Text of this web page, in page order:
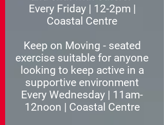
Every Friday | 12-2pm |
Coastal Centre
Keep on Moving - seated
exercise suitable for anyone
looking to keep active in a
supportive environment
Every Wednesday | 11am-
12noon | Coastal Centre